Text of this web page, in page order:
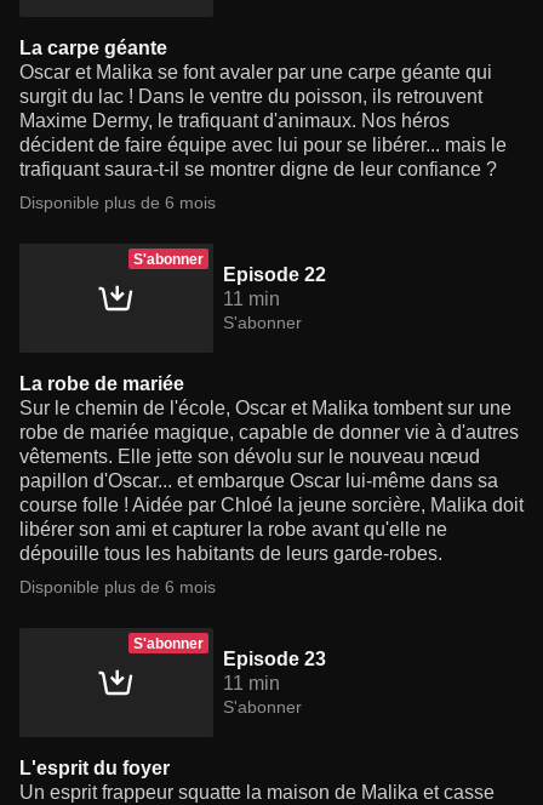
La carpe géante
Oscar et Malika se font avaler par une carpe géante qui
surgit du lac ! Dans le ventre du poisson, ils retrouvent
Maxime Dermy, le trafiquant d'animaux. Nos héros
décident de faire équipe avec lui pour se libérer... mais le
trafiquant saura-t-il se montrer digne de leur confiance ?
Disponible plus de 6 mois
S'abonner
Episode 22
11 min
S'abonner
La robe de mariée
Sur le chemin de l'école, Oscar et Malika tombent sur une
robe de mariée magique, capable de donner vie à d'autres
vêtements. Elle jette son dévolu sur le nouveau nœud
papillon d'Oscar... et embarque Oscar lui-même dans sa
course folle ! Aidée par Chloé la jeune sorcière, Malika doit
libérer son ami et capturer la robe avant qu'elle ne
dépouille tous les habitants de leurs garde-robes.
Disponible plus de 6 mois
S'abonner
Episode 23
11 min
S'abonner
L'esprit du foyer
Un esprit frappeur squatte la maison de Malika et casse